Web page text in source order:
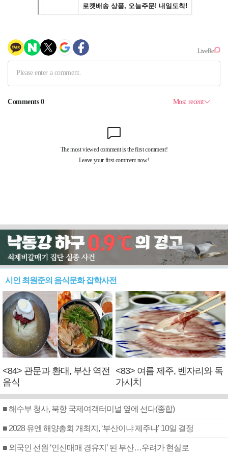
시인 최원준의 음식문화 잡학사전
<84> 관문과 환대, 부산 역전
음식
<83> 여름 제주, 벤자리와 독
가시치
■ 해수부 청사, 북항 국제여객터미널 옆에 선다(종합)
■ 2028 유엔 해양총회 개최지, ‘부산이냐 제주냐’ 10일 결정
■ 외국인 선원 ‘인신매매 경유지’ 된 부산…우려가 현실로